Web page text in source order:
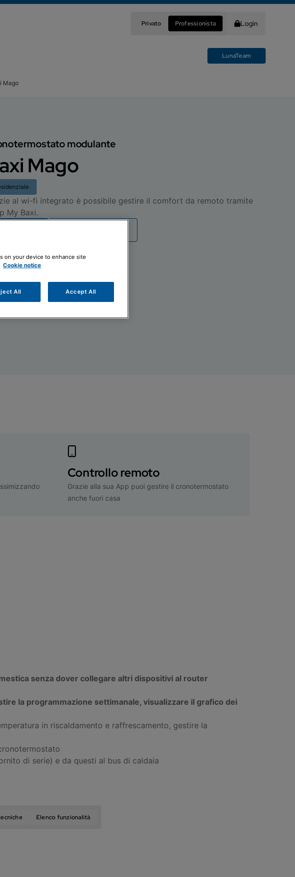
Privato Professionista Login
LunaTeam
Mago
modulante
Mago
al wi-fi integrato è possibile gestire il comfort da remoto tramite
My Baxi.
Controllo remoto
Grazie alla sua App puoi gestire il cronotermostato
anche fuori casa
senza dover collegare altri dispositivi al router
la programmazione settimanale, visualizzare il grafico dei
in riscaldamento e raffrescamento, gestire la
di serie) e da questi al bus di caldaia
Elenco funzionalità
on your device to enhance site
Cookie notice
All Accept All